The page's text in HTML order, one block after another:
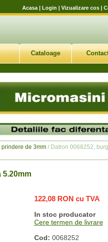
Acasa| Login | Vizualizare cos|
Cataloage
de 3mm/ Datron 0068252,
5.20mm
122,08 RON cu TVA
In stoc producator
Cere termen de livrare
Cod: 0068252